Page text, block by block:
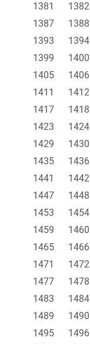
1381
1382
1387
1388
1393
1394
1399
1400
1405
1406
1411
1412
1417
1418
1423
1424
1429
1430
1435
1436
1441
1442
1447
1448
1453
1454
1459
1460
1465
1466
1471
1472
1477
1478
1483
1484
1489
1490
1495
1496